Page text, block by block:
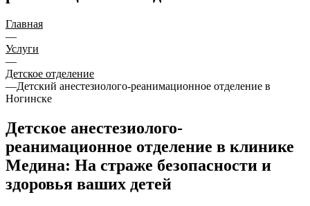
Главная
—
Услуги
—
Детское отделение
—Детский анестезиолого-реанимационное отделение в
Ногинске
Детское анестезиолого-
реанимационное отделение в клинике
Медина: На страже безопасности и
здоровья ваших детей